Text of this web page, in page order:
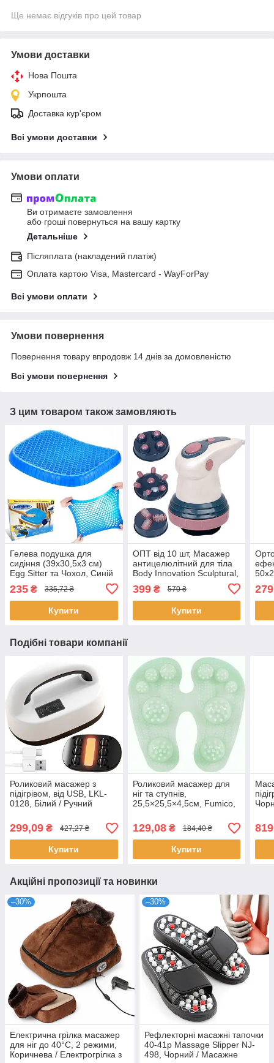
Ще немає відгуків про цей товар
Умови доставки
Нова Пошта
Укрпошта
Доставка кур'єром
Всі умови доставки
Умови оплати
Ви отримаєте замовлення
або гроші повернуться на вашу картку
Детальніше
Післяплата (накладений платіж)
Оплата картою Visa, Mastercard - WayForPay
Всі умови оплати
Умови повернення
Повернення товару впродовж 14 днів за домовленістю
Всі умови повернення
З цим товаром також замовляють
Гелева подушка для
сидіння (39х30,5х3 см)
Egg Sitter та Чохол, Синій
для хребта
235 ₴ 335,72 ₴
Купити
ОПТ від 10 шт, Масажер
антицелюлітний для тіла
Body Innovation Sculptural,
інфрачервоний
вібромасажер для тіла
399₴ 570 ₴
Купити
сну
Подібні товари компанії
Роликовий масажер з
підігрівом, від USB, LKL-
0128, Білий / Ручний
Вібраційний масажер
299,09 ₴ 427,27 ₴
Купити
Роликовий масажер для
ніг та ступнів,
25,5×25,5×4,5см, Fumico,
стоп / Масажер ніг
129,08₴ 184,40 ₴
Купити
шиї
819
Акційні пропозиції та новинки
–30%
Електрична грілка масажер
для ніг до 40°C, 2 режими,
Коричнева / Електрогрілка з
–30%
Рефлекторні масажні тапочки
40-41р Massage Slipper NJ-
498, Чорний / Масажне